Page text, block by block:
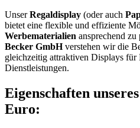
UnserRegaldisplay (oder auch
bietet eine flexible und effiziente
Werbematerialien ansprechend zu
Becker GmbHverstehen wir die
gleichzeitig attraktiven Displays für
Dienstleistungen.
Eigenschaften
Euro: